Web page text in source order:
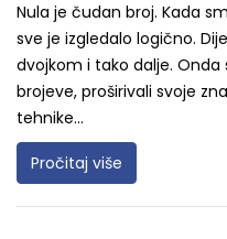
Nula je čudan broj. Kada
sve je izgledalo logično.
dvojkom i tako dalje.
brojeve, proširivali svoje
tehnike...
Pročitaj više